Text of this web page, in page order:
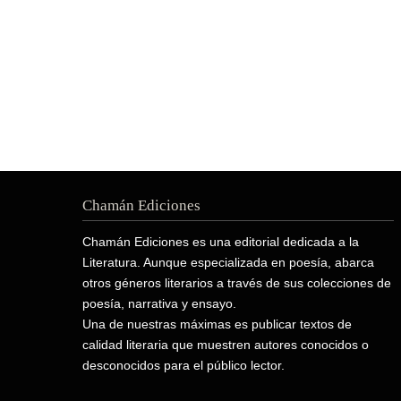
Chamán Ediciones
Chamán Ediciones es una editorial dedicada a la
Literatura. Aunque especializada en poesía, abarca
otros géneros literarios a través de sus colecciones de
poesía, narrativa y ensayo.
Una de nuestras máximas es publicar textos de
calidad literaria que muestren autores conocidos o
desconocidos para el público lector.